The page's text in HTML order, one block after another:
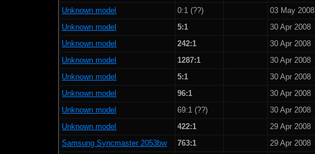
Unknown model
0:1 (??)
03 May 2008
Unknown model
5:1
30 Apr 2008
Unknown model
242:1
30 Apr 2008
Unknown model
1287:1
30 Apr 2008
Unknown model
5:1
30 Apr 2008
Unknown model
96:1
30 Apr 2008
Unknown model
69:1 (??)
30 Apr 2008
Unknown model
422:1
29 Apr 2008
Samsung Syncmaster 2053bw
763:1
29 Apr 2008